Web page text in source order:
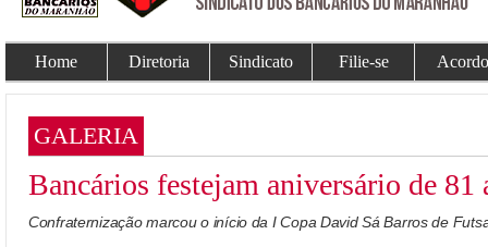
Home Diretoria Sindicato Filie-se
GALERIA
Bancários festejam aniversário de
Confraternização marcou o início da I Copa David Sá Barros de